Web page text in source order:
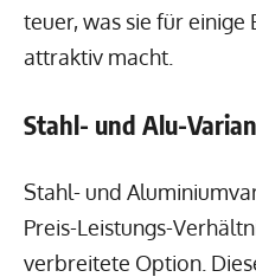
teuer, was sie für
attraktiv macht.
Stahl- und Alu-
Stahl- und
Preis-Leistungs-
verbreitete Option.